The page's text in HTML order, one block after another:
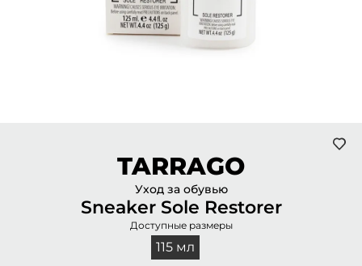
TARRAGO
Уход за обувью
Sneaker Sole Restorer
Доступные размеры
115 мл